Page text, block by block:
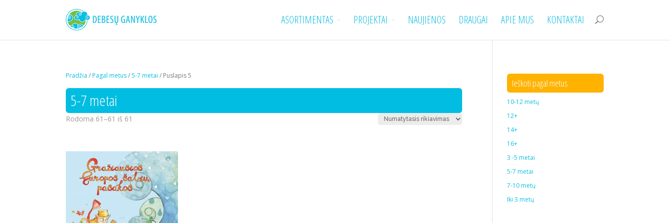
ASORTIMENTAS PROJEKTAI NAUJIENOS DRAUGAI APIE MUS KONTAKTAI
Pradžia /Pagal metus/5-7 metai / Puslapis 5
5-7 metai
Rodoma 61–61 iš 61
Ieškoti pagal metus
10-12 metų
12+
14+
16+
3 -5 metai
5-7 metai
7-10 metų
Iki 3 metų